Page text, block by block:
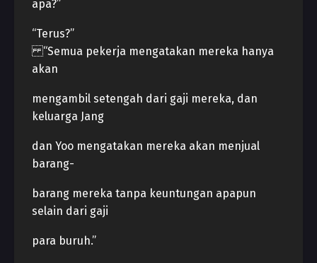
apa?”
“Terus?”
“Semua pekerja mengatakan mereka hanya
akan
mengambil setengah dari gaji mereka, dan
keluarga Jang
dan Yoo mengatakan mereka akan menjual
barang-
barang mereka tanpa keuntungan apapun
selain dari gaji
para buruh.”